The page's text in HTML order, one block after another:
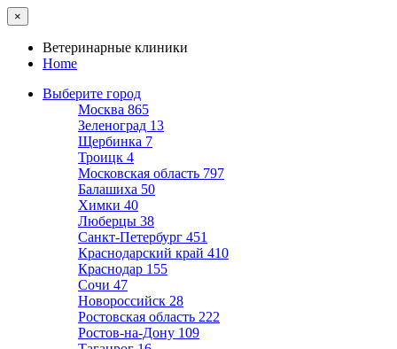
×
Ветеринарные клиники
Home
Выберите город
Москва 865
Зеленоград 13
Щербинка 7
Троицк 4
Московская область 797
Балашиха 50
Химки 40
Люберцы 38
Санкт-Петербург 451
Краснодарский край 410
Краснодар 155
Сочи 47
Новороссийск 28
Ростовская область 222
Ростов-на-Дону 109